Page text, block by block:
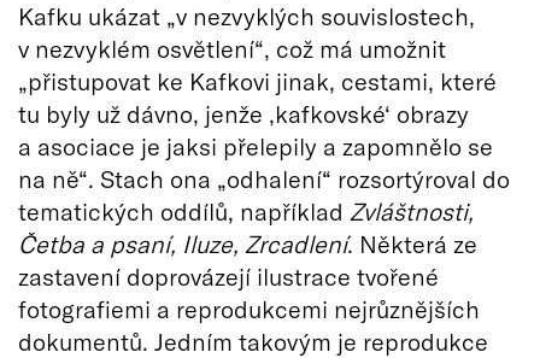
Kafku ukázat „v nezvyklých souvislostech,
v nezvyklém osvětlení“, což má umožnit
„přistupovat ke Kafkovi jinak, cestami, které
tu byly už dávno, jenže ‚kafkovské‘ obrazy
a asociace je jaksi přelepily a zapomnělo se
na ně“. Stach ona „odhalení“ rozsortýroval do
tematických oddílů, například Zvláštnosti,
Četba a psaní, Iluze, Zrcadlení. Některá ze
zastavení doprovázejí ilustrace tvořené
fotografiemi a reprodukcemi nejrůznějších
dokumentů. Jedním takovým je reprodukce